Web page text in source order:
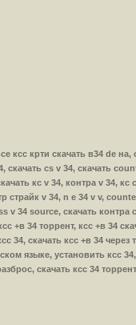
ксс крти скачать в34 de
скачать cs v 34, скачать
кс v 34, контра v 34,
v 34, n e 34 v v,
v 34 source, скачать
+в 34 торрент, ксс +в 34
34, скачать ксс +в 34
языке, установить ксс
скачать ксс 34